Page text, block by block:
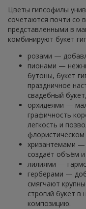
Цветы гипсофилы
сочетаются почти со
представленными в
комбинируют букет
розами —
пионами —
бутоны, букет
праздничное
свадебный
орхидеями —
графичность
легкость и
флористическом
хризантемами —
создаёт объём
лилиями —
герберами —
смягчают
строгий букет
композицию.